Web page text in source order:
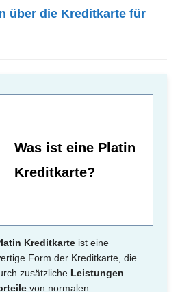
über die Kreditkarte für
Was ist eine Platin
Kreditkarte?
Kreditkarte ist eine
Form der Kreditkarte, die
zusätzliche Leistungen
von normalen